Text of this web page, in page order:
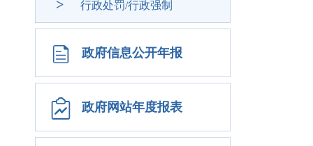
> 行政处罚/行政强制
政府信息公开年报
政府网站年度报表